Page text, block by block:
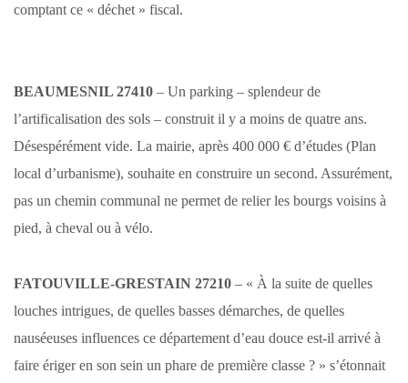
comptant ce « déchet » fiscal.
BEAUMESNIL 27410 – Un parking – splendeur de
l’artificalisation des sols – construit il y a moins de quatre ans.
Désespérément vide. La mairie, après 400 000 € d’études (Plan
local d’urbanisme), souhaite en construire un second. Assurément,
pas un chemin communal ne permet de relier les bourgs voisins à
pied, à cheval ou à vélo.
FATOUVILLE-GRESTAIN 27210 – « À la suite de quelles
louches intrigues, de quelles basses démarches, de quelles
nauséeuses influences ce département d’eau douce est-il arrivé à
faire ériger en son sein un phare de première classe ? » s’étonnait